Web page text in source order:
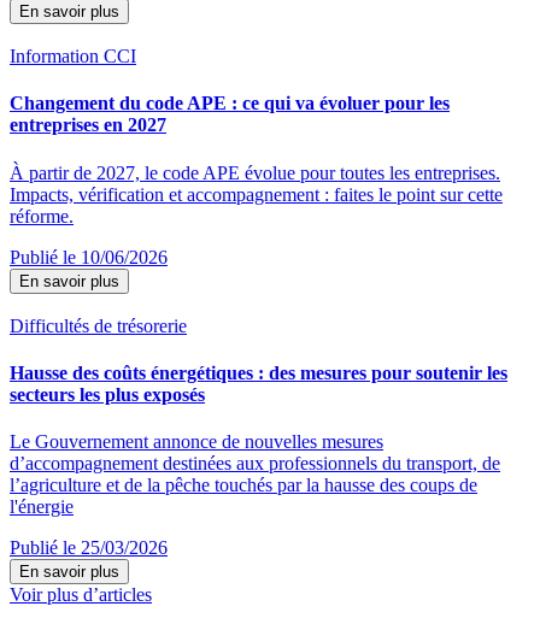
En savoir plus
Information CCI
Changement du code APE : ce qui va évoluer pour les
entreprises en 2027
À partir de 2027, le code APE évolue pour toutes les entreprises.
Impacts, vérification et accompagnement : faites le point sur cette
réforme.
Publié le 10/06/2026
En savoir plus
Difficultés de trésorerie
Hausse des coûts énergétiques : des mesures pour soutenir les
secteurs les plus exposés
Le Gouvernement annonce de nouvelles mesures
d’accompagnement destinées aux professionnels du transport, de
l’agriculture et de la pêche touchés par la hausse des coups de
l'énergie
Publié le 25/03/2026
En savoir plus
Voir plus d’articles